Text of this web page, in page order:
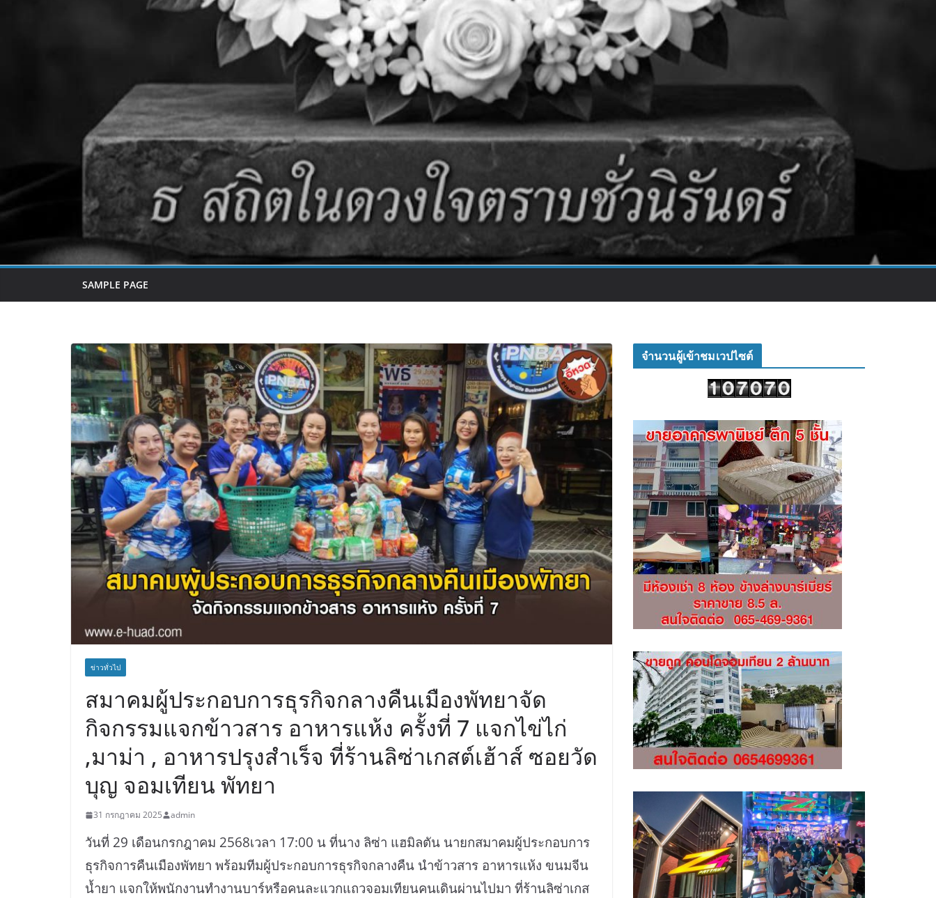
SAMPLE PAGE
ข่าวทั่วไป
สมาคมผู้ประกอบการธุรกิจกลางคืนเมืองพัทยาจัด
กิจกรรมแจกข้าวสาร อาหารแห้ง ครั้งที่ 7 แจกไข่ไก่
,มาม่า , อาหารปรุงสำเร็จ ที่ร้านลิซ่าเกสต์เฮ้าส์ ซอยวัด
บุญ จอมเทียน พัทยา
31 กรกฎาคม 2025 admin
วันที่ 29 เดือนกรกฎาคม 2568เวลา 17:00 น ที่นาง ลิซ่า แฮมิลตัน นายกสมาคมผู้ประกอบการ
ธุรกิจการคืนเมืองพัทยา พร้อมทีมผู้ประกอบการธุรกิจกลางคืน นำข้าวสาร อาหารแห้ง ขนมจีน
น้ำยา แจกให้พนักงานทำงานบาร์หรือคนละแวกแถวจอมเทียนคนเดินผ่านไปมา ที่ร้านลิซ่าเกส
จำนวนผู้เข้าชมเวปไซต์